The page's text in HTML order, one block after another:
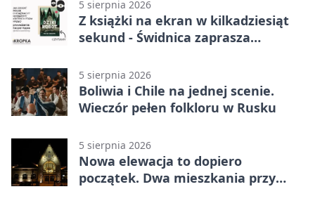
5 sierpnia 2026
Z książki na ekran w kilkadziesiąt
sekund - Świdnica zaprasza
5 sierpnia 2026
Boliwia i Chile na jednej scenie.
Wieczór pełen folkloru w Rusku
5 sierpnia 2026
Nowa elewacja to dopiero
początek. Dwa mieszkania przy